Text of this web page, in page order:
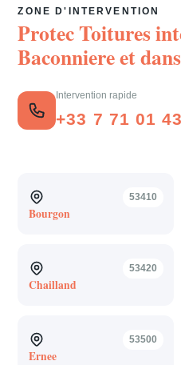
ZONE D'INTERVENTION
Protec Toitures
Baconniereet
Intervention rapide
+33 7 71 01
53410
Bourgon
53420
Chailland
53500
Ernee